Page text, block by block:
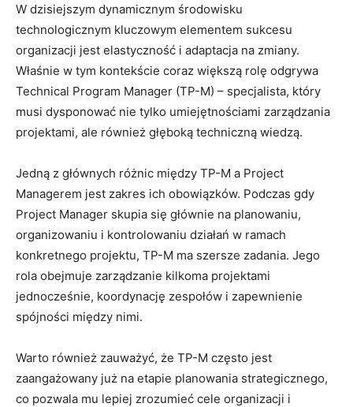
W dzisiejszym dynamicznym ⁢środowisku
technologicznym kluczowym elementem sukcesu
organizacji jest elastyczność i‍ adaptacja na​ zmiany.
Właśnie w tym ‌kontekście coraz większą ⁣rolę odgrywa
‌Technical Program Manager⁢ (TP-M) – specjalista, który‌
musi dysponować nie tylko umiejętnościami zarządzania⁢
projektami, ale również głęboką ⁣techniczną wiedzą.
Jedną ​z głównych różnic ⁣między ​TP-M a Project
Managerem jest zakres ich obowiązków.⁢ Podczas gdy
Project Manager skupia się głównie na planowaniu,
organizowaniu⁣ i kontrolowaniu działań w ramach‍
konkretnego projektu, TP-M ​ma szersze zadania. Jego
rola ⁤obejmuje zarządzanie kilkoma​ projektami
jednocześnie, koordynację zespołów i zapewnienie
spójności między nimi.
Warto również zauważyć, że TP-M⁣ często jest⁤
zaangażowany już na etapie planowania⁤ strategicznego,⁤
co pozwala mu lepiej zrozumieć cele organizacji i